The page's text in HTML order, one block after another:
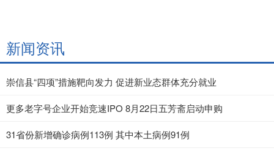
新闻资讯
崇信县“四项”措施靶向发力 促进新业态群体充分就业
更多老字号企业开始竞速IPO 8月22日五芳斋启动申购
31省份新增确诊病例113例 其中本土病例91例